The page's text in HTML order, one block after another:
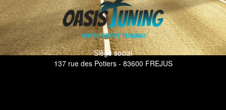
Siège social
137 rue des Potiers - 83600 FREJUS